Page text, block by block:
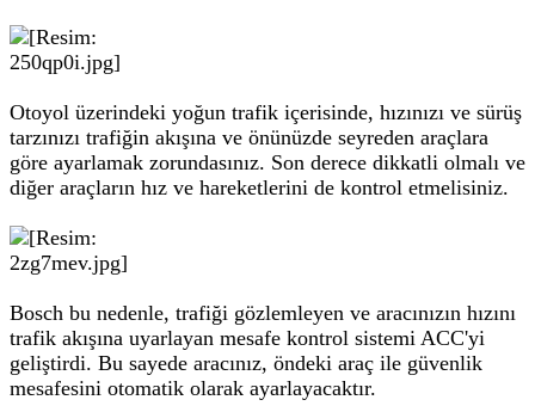
Otoyol üzerindeki yoğun trafik içerisinde, hızınızı ve sürüş
tarzınızı trafiğin akışına ve önünüzde seyreden araçlara
göre ayarlamak zorundasınız. Son derece dikkatli olmalı ve
diğer araçların hız ve hareketlerini de kontrol etmelisiniz.
Bosch bu nedenle, trafiği gözlemleyen ve aracınızın hızını
trafik akışına uyarlayan mesafe kontrol sistemi ACC'yi
geliştirdi. Bu sayede aracınız, öndeki araç ile güvenlik
mesafesini otomatik olarak ayarlayacaktır.